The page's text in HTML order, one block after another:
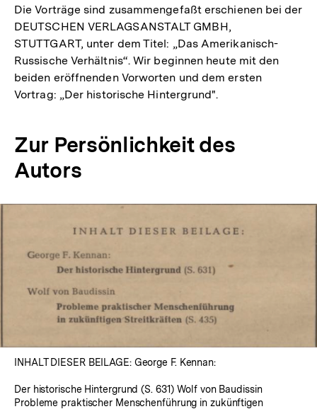
Die Vorträge sind zusammengefaßt erschienen bei der
DEUTSCHEN VERLAGSANSTALT GMBH,
STUTTGART, unter dem Titel: „Das Amerikanisch-
Russische Verhältnis“. Wir beginnen heute mit den
beiden eröffnenden Vorworten und dem ersten
Vortrag: „Der historische Hintergrund".
Zur Persönlichkeit des
Autors
öffnen
INHALT DIESER BEILAGE: George F. Kennan:
Der historische Hintergrund (S. 631) Wolf von Baudissin
Probleme praktischer Menschenführung in zukünftigen